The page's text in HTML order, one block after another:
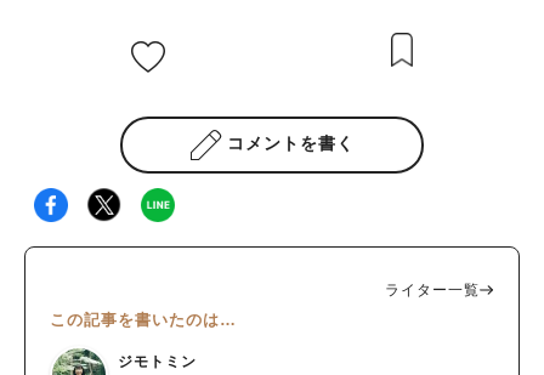
コメントを書く
ライター一覧
この記事を書いたのは…
ジモトミン